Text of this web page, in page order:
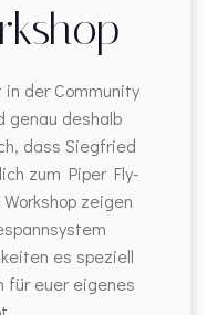
der Community
genau deshalb
dass Siegfried
zum Piper Fly-
zeigen
es speziell
für euer eigenes